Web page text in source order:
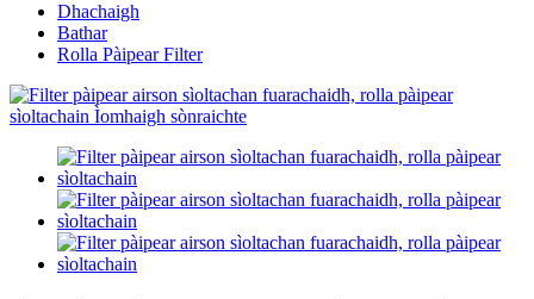
Dhachaigh
Bathar
Rolla Pàipear Filter